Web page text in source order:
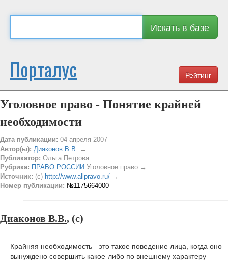
Искать в базе
Рейтинг
Порталус
Уголовное право - Понятие крайней
необходимости
Дата публикации: 04 апреля 2007
Автор(ы): Диаконов В.В. →
Публикатор: Ольга Петрова
Рубрика: ПРАВО РОССИИ Уголовное право →
Источник: (c) http://www.allpravo.ru/ →
Номер публикации: №1175664000
Диаконов В.В., (c)
Крайняя необходимость - это такое поведение лица, когда оно
вынуждено совершить какое-либо по внешнему характеру